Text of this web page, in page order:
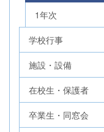
1年次
学校行事
施設・設備
在校生・保護者
卒業生・同窓会